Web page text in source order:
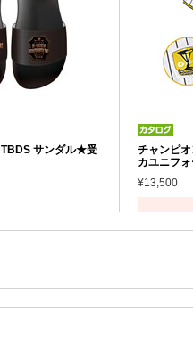
TBDS サンダル★受
チャンピ
カユニフ
¥13,500